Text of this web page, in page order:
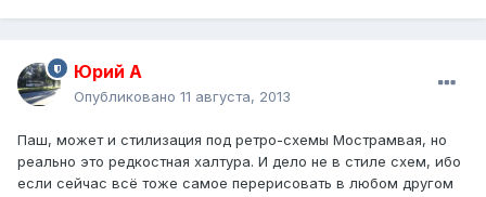
Юрий А
Опубликовано 11 августа, 2013
Паш, может и стилизация под ретро-схемы Мострамвая, но
реально это редкостная халтура. И дело не в стиле схем, ибо
если сейчас всё тоже самое перерисовать в любом другом